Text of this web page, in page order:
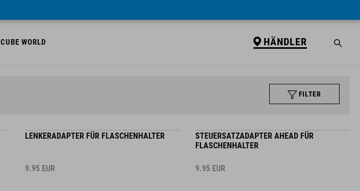
CUBE WORLD HÄNDLER
FILTER
LENKERADAPTER FÜR FLASCHENHALTER
9.95 EUR
STEUERSATZADAPTER AHEAD FÜR
FLASCHENHALTER
9.95 EUR